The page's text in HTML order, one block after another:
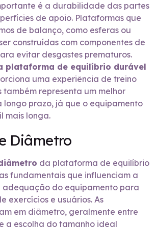
é a durabilidade das partes
de apoio. Plataformas que
de balanço, como esferas ou
construídas com componentes de
evitar desgastes prematuros.
plataforma de equilíbrio durável
uma experiência de treino
também representa um melhor
longo prazo, já que o equipamento
mais longa.
Diâmetro
da plataforma de equilíbrio
fundamentais que influenciam a
do equipamento para
exercícios e usuários. As
em diâmetro, geralmente entre
a escolha do tamanho ideal